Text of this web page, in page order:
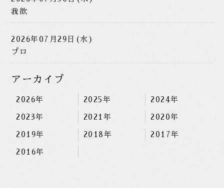
我欲
2026年07月29日(水)
プロ
アーカイブ
2026年 2025年 2024年
2023年 2021年 2020年
2019年 2018年 2017年
2016年